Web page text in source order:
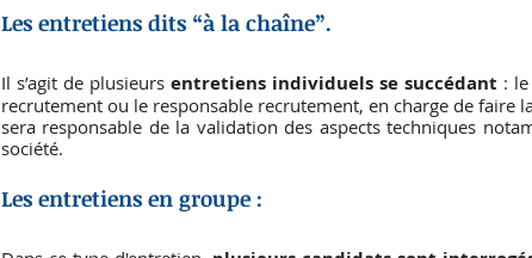
Les entretiens dits “à la chaîne”.
Il s’agit de plusieurs entretiens individuels se succédant :
recrutement ou le responsable recrutement, en charge de faire
sera responsable de la validation des aspects techniques
société.
Les entretiens en groupe :